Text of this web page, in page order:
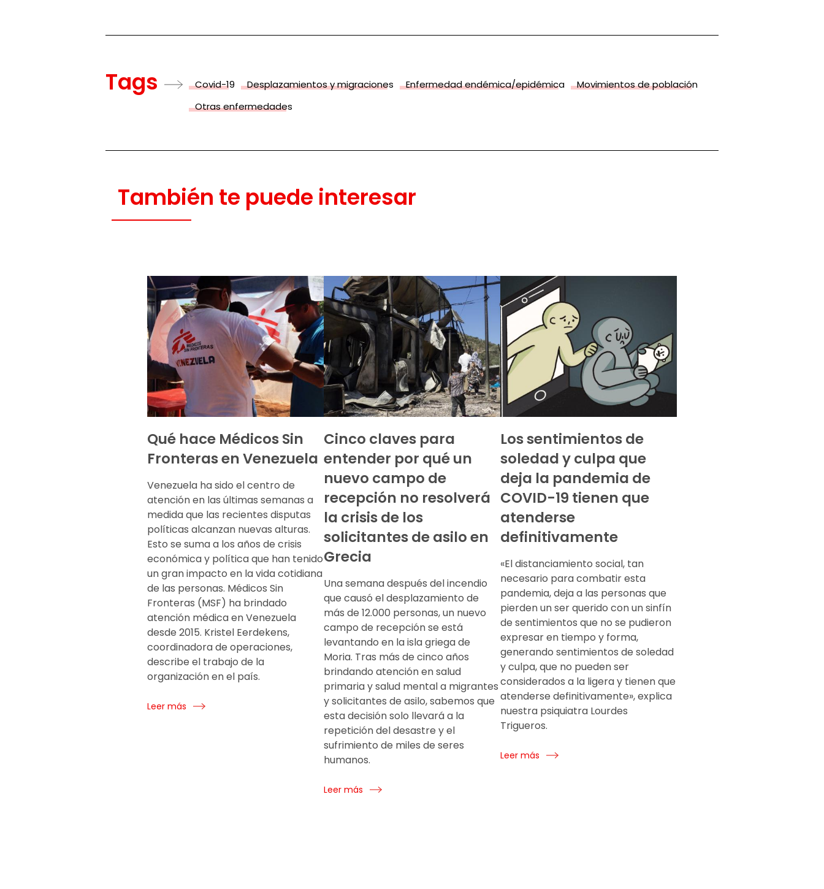
Tags Covid-19 Desplazamientos y migraciones Enfermedad endémica/epidémica
Movimientos de población
Otras enfermedades
También te puede interesar
Qué hace Médicos Sin
Fronteras en Venezuela
Venezuela ha sido el centro de
atención en las últimas semanas a
medida que las recientes disputas
políticas alcanzan nuevas alturas.
Esto se suma a los años de crisis
económica y política que han tenido
un gran impacto en la vida cotidiana
de las personas. Médicos Sin
Fronteras (MSF) ha brindado
atención médica en Venezuela
desde 2015. Kristel Eerdekens,
coordinadora de operaciones,
describe el trabajo de la
organización en el país.
Leer más
Cinco claves para
entender por qué un
nuevo campo de
recepción no resolverá
la crisis de los
solicitantes de asilo en
Grecia
Una semana después del incendio
que causó el desplazamiento de
más de 12.000 personas, un nuevo
campo de recepción se está
levantando en la isla griega de
Moria. Tras más de cinco años
brindando atención en salud
primaria y salud mental a migrantes
y solicitantes de asilo, sabemos que
esta decisión solo llevará a la
repetición del desastre y el
sufrimiento de miles de seres
humanos.
Leer más
Los sentimientos de
soledad y culpa que
deja la pandemia de
COVID-19 tienen que
atenderse
definitivamente
«El distanciamiento social, tan
necesario para combatir esta
pandemia, deja a las personas que
pierden un ser querido con un sinfín
de sentimientos que no se pudieron
expresar en tiempo y forma,
generando sentimientos de soledad
y culpa, que no pueden ser
considerados a la ligera y tienen que
atenderse definitivamente», explica
nuestra psiquiatra Lourdes
Trigueros.
Leer más